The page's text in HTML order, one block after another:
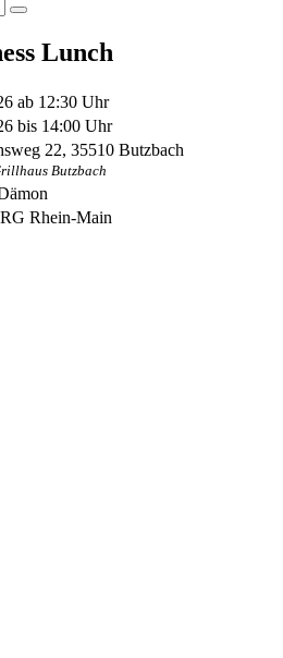
Lunch
ab 12:30 Uhr
bis 14:00 Uhr
22, 35510 Butzbach
Butzbach
Rhein-Main